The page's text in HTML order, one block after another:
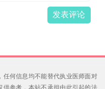
发表评论
任何信息均不能替代执业医师面对
供参考，本站不承担由此引起的法